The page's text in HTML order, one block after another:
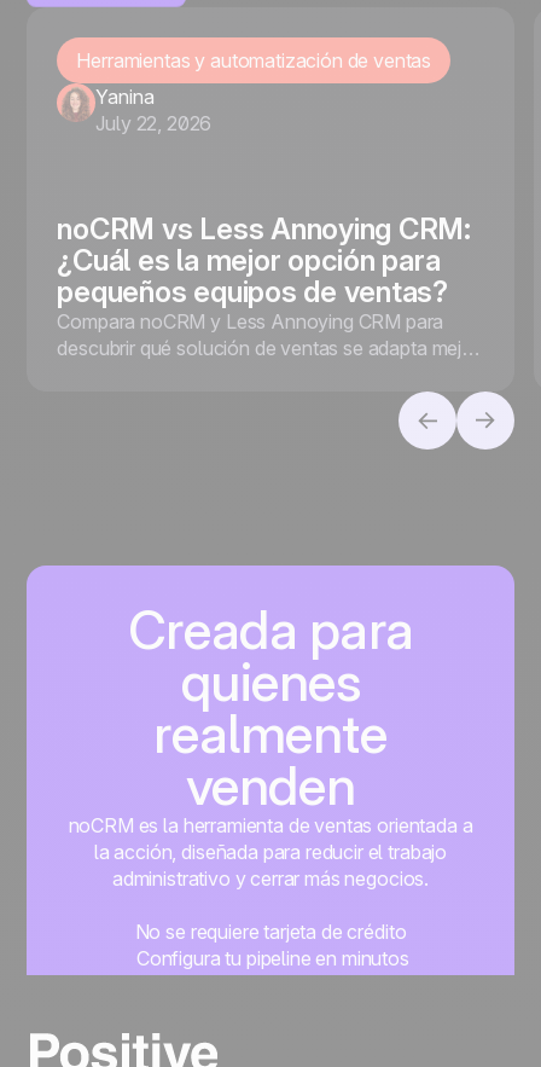
Herramientas y automatización de ventas
Yanina
July 22, 2026
noCRM vs Less Annoying CRM:
¿Cuál es la mejor opción para
pequeños equipos de ventas?
Compara noCRM y Less Annoying CRM para
descubrir qué solución de ventas se adapta mejor
Creada para
quienes
realmente
venden
noCRM es la herramienta de ventas orientada a
la acción, diseñada para reducir el trabajo
administrativo y cerrar más negocios.
No se requiere tarjeta de crédito
Configura tu pipeline en minutos